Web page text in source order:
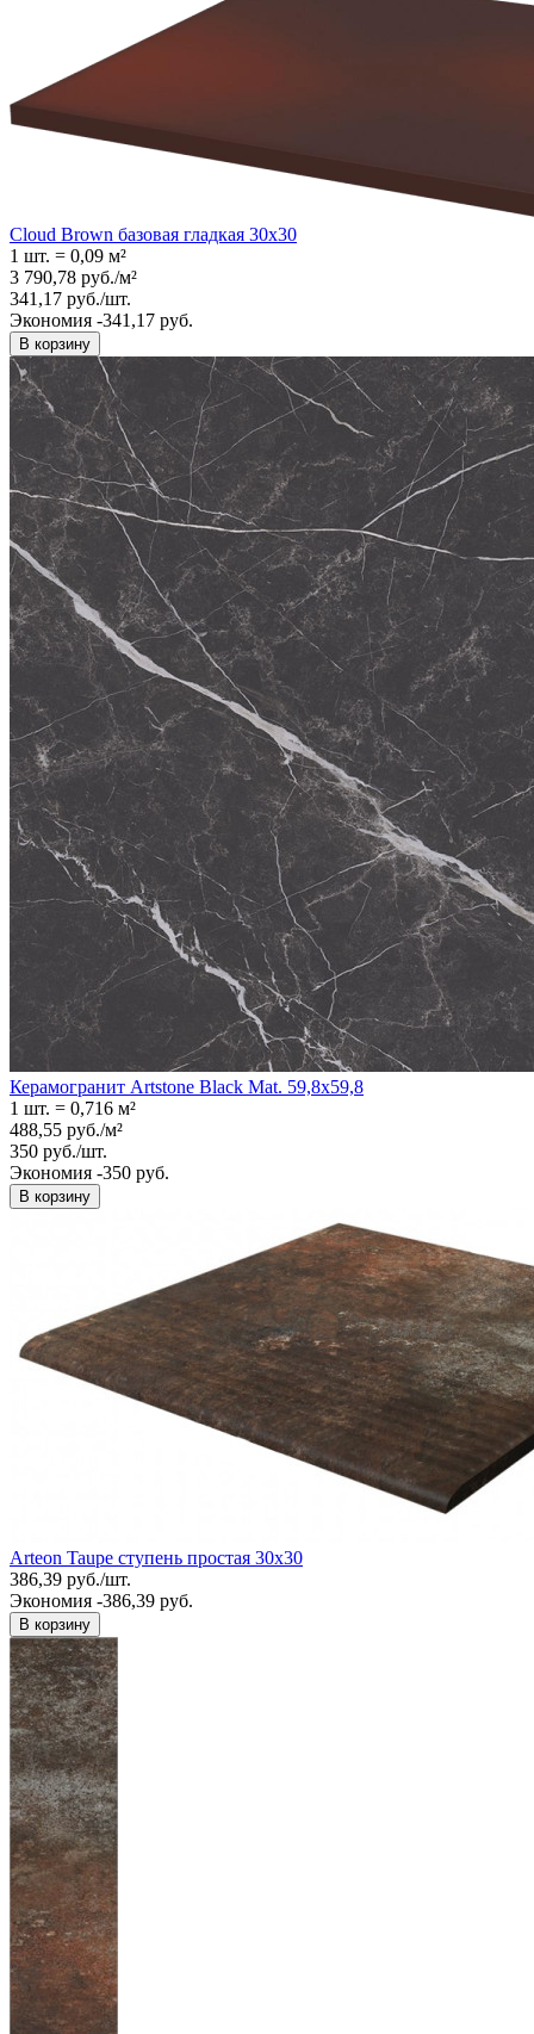
Cloud Brown базовая гладкая 30x30
1 шт. = 0,09 м²
3 790,78 руб./м²
341,17 руб./шт.
Экономия -341,17 руб.
В корзину
Керамогранит Artstone Black Mat. 59,8x59,8
1 шт. = 0,716 м²
488,55 руб./м²
350 руб./шт.
Экономия -350 руб.
В корзину
Arteon Taupe ступень простая 30x30
386,39 руб./шт.
Экономия -386,39 руб.
В корзину